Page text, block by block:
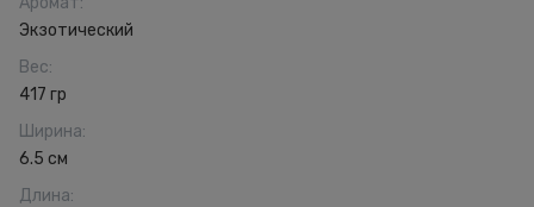
Экзотический
Вес:
417 гр
Ширина:
6.5 см
Длина: